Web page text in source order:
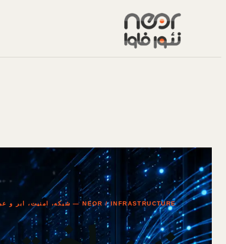
NEOR / INFRASTRUCTURE — شبکه، امنیت، ابر و عملیات